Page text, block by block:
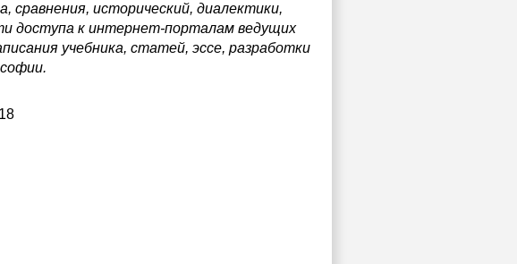
исторический, диалектики,
доступа к интернет-порталам ведущих
учебника, статей, эссе, разработки